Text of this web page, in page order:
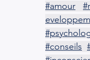
#amour
#conseils